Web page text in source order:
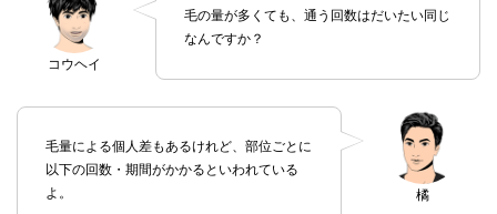
コウヘイ
毛の量が多くても、通う回数はだいたい同じ
なんですか？
橘
毛量による個人差もあるけれど、部位ごとに
以下の回数・期間がかかるといわれている
よ。